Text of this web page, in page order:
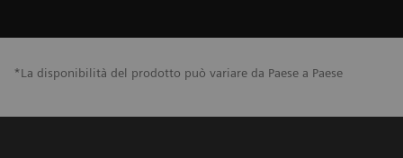
*La disponibilità del prodotto può variare da Paese a Paese